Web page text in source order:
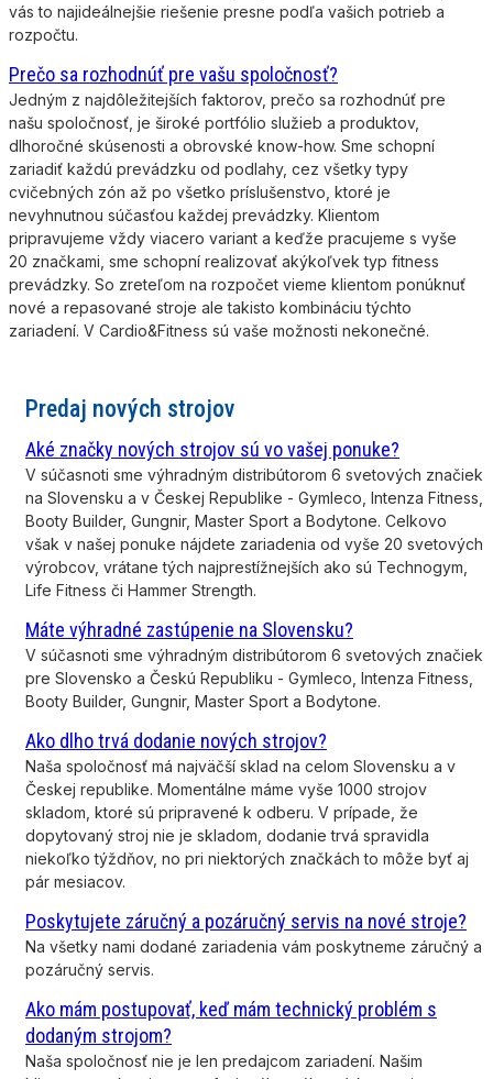
vás to najideálnejšie riešenie presne podľa vašich potrieb a
rozpočtu.
Prečo sa rozhodnúť pre vašu spoločnosť?
Jedným z najdôležitejších faktorov, prečo sa rozhodnúť pre
našu spoločnosť, je široké portfólio služieb a produktov,
dlhoročné skúsenosti a obrovské know-how. Sme schopní
zariadiť každú prevádzku od podlahy, cez všetky typy
cvičebných zón až po všetko príslušenstvo, ktoré je
nevyhnutnou súčasťou každej prevádzky. Klientom
pripravujeme vždy viacero variant a keďže pracujeme s vyše
20 značkami, sme schopní realizovať akýkoľvek typ fitness
prevádzky. So zreteľom na rozpočet vieme klientom ponúknuť
nové a repasované stroje ale takisto kombináciu týchto
zariadení. V Cardio&Fitness sú vaše možnosti nekonečné.
Predaj nových strojov
Aké značky nových strojov sú vo vašej ponuke?
V súčasnoti sme výhradným distribútorom 6 svetových značiek
na Slovensku a v Českej Republike - Gymleco, Intenza Fitness,
Booty Builder, Gungnir, Master Sport a Bodytone. Celkovo
však v našej ponuke nájdete zariadenia od vyše 20 svetových
výrobcov, vrátane tých najprestížnejších ako sú Technogym,
Life Fitness či Hammer Strength.
Máte výhradné zastúpenie na Slovensku?
V súčasnoti sme výhradným distribútorom 6 svetových značiek
pre Slovensko a Českú Republiku - Gymleco, Intenza Fitness,
Booty Builder, Gungnir, Master Sport a Bodytone.
Ako dlho trvá dodanie nových strojov?
Naša spoločnosť má najväčší sklad na celom Slovensku a v
Českej republike. Momentálne máme vyše 1000 strojov
skladom, ktoré sú pripravené k odberu. V prípade, že
dopytovaný stroj nie je skladom, dodanie trvá spravidla
niekoľko týždňov, no pri niektorých značkách to môže byť aj
pár mesiacov.
Poskytujete záručný a pozáručný servis na nové stroje?
Na všetky nami dodané zariadenia vám poskytneme záručný a
pozáručný servis.
Ako mám postupovať, keď mám technický problém s
dodaným strojom?
Naša spoločnosť nie je len predajcom zariadení. Našim